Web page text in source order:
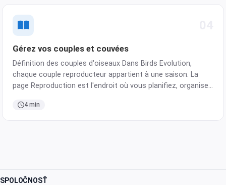
Gérez vos couples et couvées
Définition des couples d'oiseaux Dans Birds Evolution,
chaque couple reproducteur appartient à une saison. La
page Reproduction est l'endroit où vous planifiez, organisez
Choisissez le mâle, choisissez la femelle, attribu…
4 min
SPOLOČNOSŤ